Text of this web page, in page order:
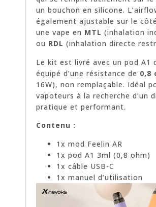
un bouchon en silicone.
également ajustable sur le
une vape en MTL (inhalation
ou RDL (inhalation directe
Le kit est livré avec un pod A1
équipé d’une résistance de 0,8
16W), non remplaçable. Idéal
vapoteurs à la recherche d’un
pratique et performant.
Contenu :
1x mod Feelin AR
1x pod A1 3ml (0,8 ohm)
1x câble USB-C
1x manuel d’utilisation